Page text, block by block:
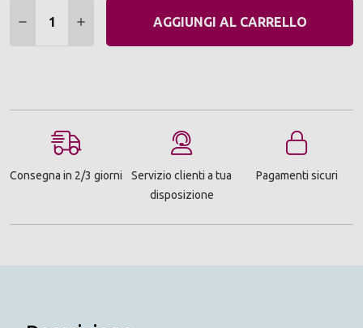
DIMINUIRE QUANTITÀ:
AUMENTARE QUANTITÀ:
AGGIUNGI AL CARRELLO
Consegna in 2/3 giorni
Servizio clienti a tua
disposizione
Pagamenti sicuri